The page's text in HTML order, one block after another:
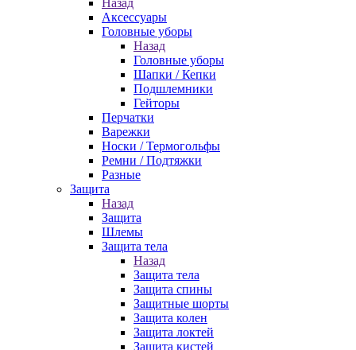
Назад
Аксессуары
Головные уборы
Назад
Головные уборы
Шапки / Кепки
Подшлемники
Гейторы
Перчатки
Варежки
Носки / Термогольфы
Ремни / Подтяжки
Разные
Защита
Назад
Защита
Шлемы
Защита тела
Назад
Защита тела
Защита спины
Защитные шорты
Защита колен
Защита локтей
Защита кистей